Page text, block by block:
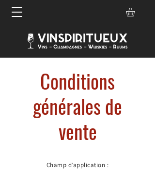
Conditions
générales de
vente
Champ d’application :